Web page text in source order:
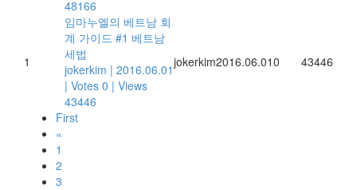
48166
1
임마누엘의 베트남 회
계 가이드 #1 베트남
세법
jokerkim | 2016.06.01
| Votes 0 | Views
43446
jokerkim2016.06.010 43446
First
«
1
2
3